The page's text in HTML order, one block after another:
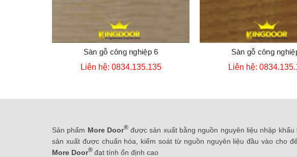
ĐẶT HÀNG
Sàn gỗ công nghiệp 6
Liên hệ: 0834.135.135
ĐẶT HÀNG
Sàn gỗ công
Liên hệ:
Sản phẩm More Door®được sản xuất bằng nguồn nguyên liệu nhập
sản xuất được chuẩn hóa, kiểm soát từ nguồn nguyên liệu đầu vào cho
More Door® đạt tính ổn định cao